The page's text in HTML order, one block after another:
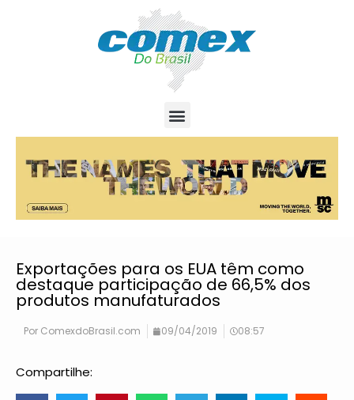
Exportações para os EUA têm como
destaque participação de 66,5% dos
produtos manufaturados
Por ComexdoBrasil.com 09/04/2019 08:57
Compartilhe: